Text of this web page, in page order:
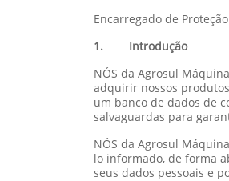
Encarregado de Proteção
1. Introdução
NÓS da Agrosul
adquirir nossos
um banco de dados de
salvaguardas para
NÓS da Agrosul
lo informado, de forma
seus dados pessoais e